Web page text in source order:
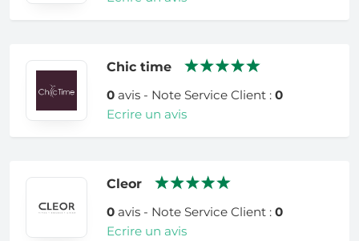
Chic time
0avis - Note Service Client : 0
Ecrire un avis
Cleor
0avis - Note Service Client : 0
Ecrire un avis